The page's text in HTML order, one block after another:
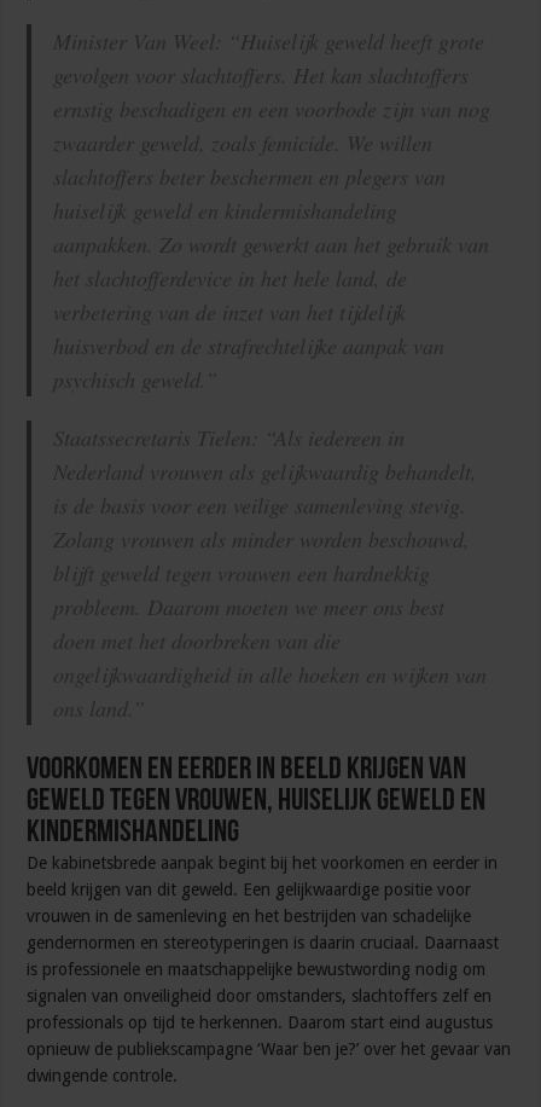
Minister Van Weel: “Huiselijk geweld heeft grote
gevolgen voor slachtoffers. Het kan slachtoffers
ernstig beschadigen en een voorbode zijn van nog
zwaarder geweld, zoals femicide. We willen
slachtoffers beter beschermen en plegers van
huiselijk geweld en kindermishandeling
aanpakken. Zo wordt gewerkt aan het gebruik van
het slachtofferdevice in het hele land, de
verbetering van de inzet van het tijdelijk
huisverbod en de strafrechtelijke aanpak van
psychisch geweld.”
Staatssecretaris Tielen: “Als iedereen in
Nederland vrouwen als gelijkwaardig behandelt,
is de basis voor een veilige samenleving stevig.
Zolang vrouwen als minder worden beschouwd,
blijft geweld tegen vrouwen een hardnekkig
probleem. Daarom moeten we meer ons best
doen met het doorbreken van die
ongelijkwaardigheid in alle hoeken en wijken van
ons land.”
Voorkomen en eerder in beeld krijgen van
geweld tegen vrouwen, huiselijk geweld en
kindermishandeling
De kabinetsbrede aanpak begint bij het voorkomen en eerder in
beeld krijgen van dit geweld. Een gelijkwaardige positie voor
vrouwen in de samenleving en het bestrijden van schadelijke
gendernormen en stereotyperingen is daarin cruciaal. Daarnaast
is professionele en maatschappelijke bewustwording nodig om
signalen van onveiligheid door omstanders, slachtoffers zelf en
professionals op tijd te herkennen. Daarom start eind augustus
opnieuw de publiekscampagne ‘Waar ben je?’ over het gevaar van
dwingende controle.